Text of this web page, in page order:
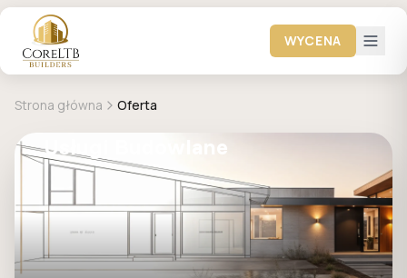
WYCENA
Strona główna Oferta
Usługi Budowlane